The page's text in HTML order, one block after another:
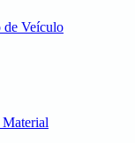
de Veículo